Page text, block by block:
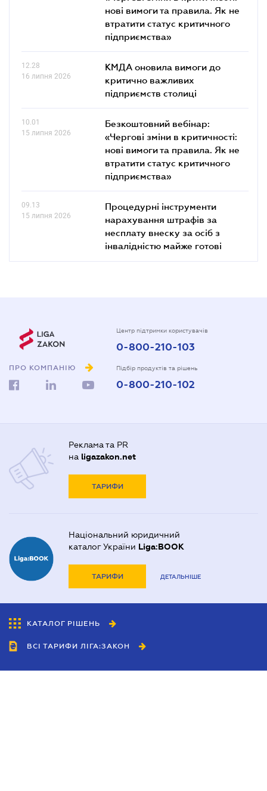
нові вимоги та правила. Як не
втратити статус критичного
підприємства»
12.28
16 липня 2026
КМДА оновила вимоги до
критично важливих
підприємств столиці
10.01
15 липня 2026
Безкоштовний вебінар:
«Чергові зміни в критичності:
нові вимоги та правила. Як не
втратити статус критичного
підприємства»
09.13
15 липня 2026
Процедурні інструменти
нарахування штрафів за
несплату внеску за осіб з
інвалідністю майже готові
ПРО КОМПАНІЮ
Центр підтримки користувачів
0-800-210-103
Підбір продуктів та рішень
0-800-210-102
Реклама та PR
на ligazakon.net
ТАРИФИ
Національний юридичний
каталог України Liga:BOOK
ТАРИФИ ДЕТАЛЬНІШЕ
КАТАЛОГ РІШЕНЬ
ВСІ ТАРИФИ ЛІГА:ЗАКОН